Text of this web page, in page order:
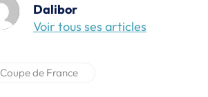
Dalibor
Voir tous ses articles
Coupe de France